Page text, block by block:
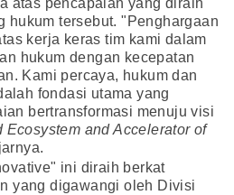
atas pencapaian yang diraih
hukum tersebut. "Penghargaan
kerja keras tim kami dalam
hukum dengan kecepatan
Kami percaya, hukum dan
fondasi utama yang
bertransformasi menuju visi
Ecosystem and Accelerator of
ini diraih berkat
yang digawangi oleh Divisi